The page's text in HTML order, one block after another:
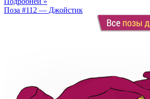
Поза #112 — Джойстик